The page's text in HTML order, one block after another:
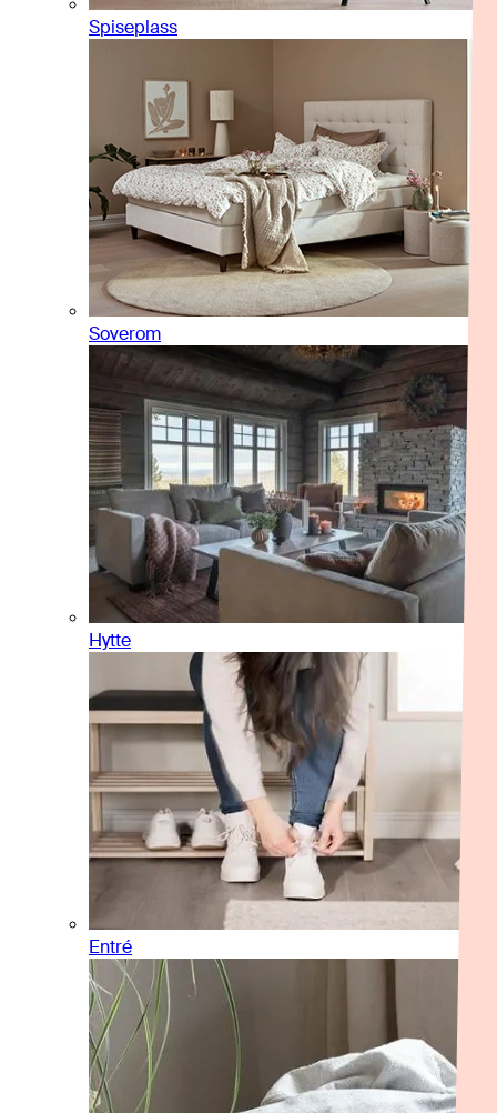
Spiseplass
Soverom
Hytte
Entré